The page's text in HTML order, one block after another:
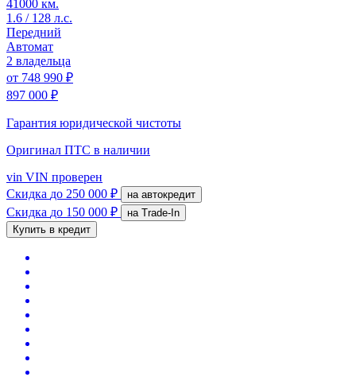
41000 км.
1.6 / 128 л.с.
Передний
Автомат
2 владельца
от 748 990 ₽
897 000 ₽
Гарантия юридической чистоты
Оригинал ПТС в наличии
vin VIN проверен
Скидка до 250 000 ₽ на автокредит
Скидка до 150 000 ₽
на Trade-In
Купить в кредит